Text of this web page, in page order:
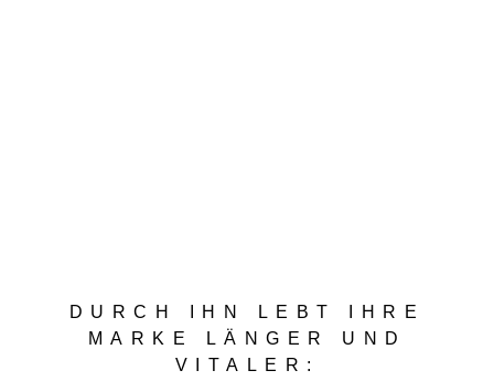
DURCH IHN LEBT IHRE
MARKE LÄNGER UND
VITALER: